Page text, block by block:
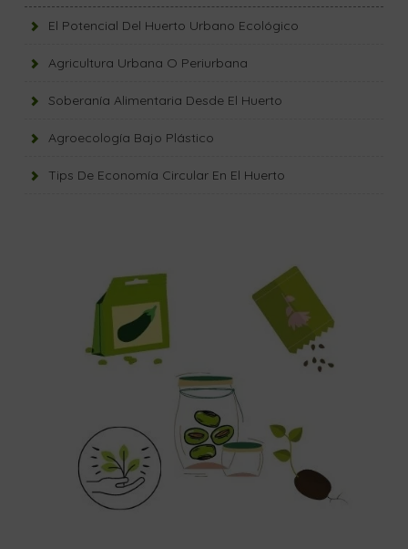
El Potencial Del Huerto Urbano Ecológico
Agricultura Urbana O Periurbana
Soberanía Alimentaria Desde El Huerto
Agroecología Bajo Plástico
Tips De Economía Circular En El Huerto